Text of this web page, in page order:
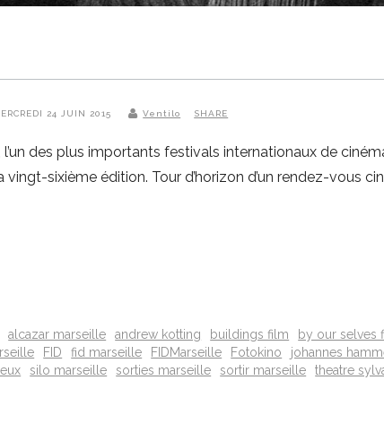
24 JUIN 2015 Ventilo SHARE
des plus importants festivals internationaux de
vingt-sixième édition. Tour d’horizon d’un rendez-
alcazar marseille andrew kotting buildings film by our selves
FID fid marseille FIDMarseille Fotokino johannes
silo marseille sorties marseille sortir marseille theatre